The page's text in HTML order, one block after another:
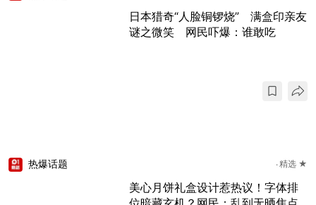
日本猎奇“人脸铜锣烧” 满盒印亲友
谜之微笑 网民吓爆：谁敢吃
热爆话题 精选 ★
美心月饼礼盒设计惹热议！字体排